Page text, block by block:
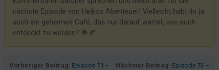
nächste Episode von Heikos Abenteuer! Vielleicht habt ihr ja
auch ein geheimes Café, das nur darauf wartet, von euch
entdeckt zu werden? 🌟🍂
Vorheriger Beitrag: Episode 71 –
Nächster Beitrag: Episode 73 –